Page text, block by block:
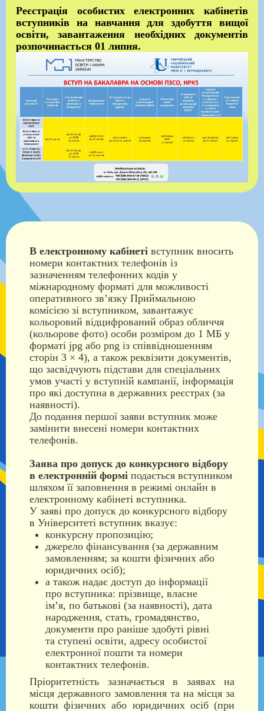
Реєстрація особистих електронних кабінетів
вступників на навчання для здобуття вищої
освіти, завантаження необхідних документів
розпочинається 01 липня.
В електронному кабінеті вступник вносить
номери контактних телефонів із
зазначенням телефонних кодів у
міжнародному форматі для можливості
оперативного зв’язку Приймальною
комісією зі вступником, завантажує
кольоровий відцифрований образ обличчя
(кольорове фото) особи розміром до 1 МБ у
форматі jpg або png із співвідношенням
сторін 3 × 4), а також реквізити документів,
що засвідчують підстави для спеціальних
умов участі у вступній кампанії, інформація
про які доступна в державних реєстрах (за
наявності).
До подання першої заяви вступник може
замінити внесені номери контактних
телефонів.
/
Заява про допуск до конкурсного відбору
в електронній формі подається вступником
шляхом її заповнення в режимі онлайн в
електронному кабінеті вступника.
У заяві про допуск до конкурсного відбору
в Університеті вступник вказує:
конкурсну пропозицію;
джерело фінансування (за державним
замовленням; за кошти фізичних або
юридичних осіб);
а також надає доступ до інформації
про вступника: прізвище, власне
ім’я, по батькові (за наявності), дата
народження, стать, громадянство,
документи про раніше здобуті рівні
та ступені освіти, адресу особистої
електронної пошти та номери
контактних телефонів.
Пріоритетність зазначається в заявах на
місця державного замовлення та на місця за
кошти фізичних або юридичних осіб (при